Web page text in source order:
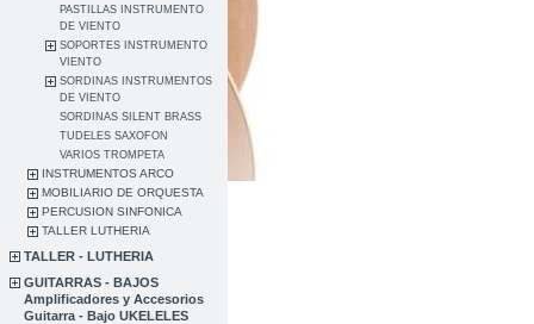
PASTILLAS INSTRUMENTO
DE VIENTO
SOPORTES INSTRUMENTO
VIENTO
SORDINAS INSTRUMENTOS
DE VIENTO
SORDINAS SILENT BRASS
TUDELES SAXOFON
VARIOS TROMPETA
INSTRUMENTOS ARCO
MOBILIARIO DE ORQUESTA
PERCUSION SINFONICA
TALLER LUTHERIA
TALLER - LUTHERIA
GUITARRAS - BAJOS
Amplificadores y Accesorios
Guitarra - Bajo UKELELES